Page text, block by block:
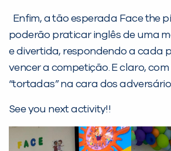
Enfim, a tão esperada Face the
poderão praticar inglês de uma
e divertida, respondendo a cada
vencer a competição. E claro,
“tortadas” na cara dos
See you next activity!!